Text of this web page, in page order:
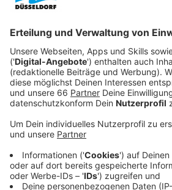
seine Partei haben am
Keller (CDU) herausfordern wollen.
Anzeige
©www.fabian-zachel.de
Anzeige